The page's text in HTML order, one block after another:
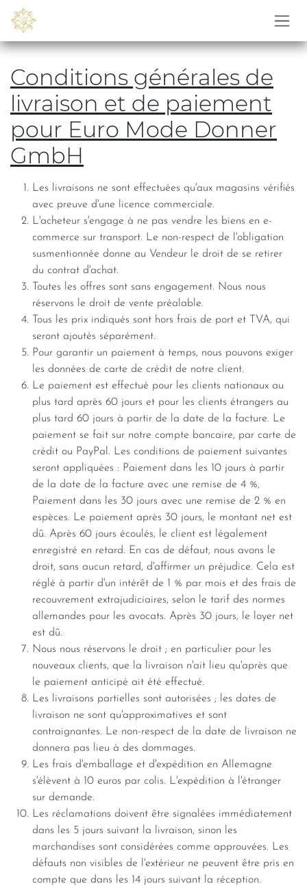
Se rendre au contenu
Conditions générales de
livraison et de paiement
pour Euro Mode Donner
GmbH
Les livraisons ne sont effectuées qu'aux magasins vérifiés
avec preuve d'une licence commerciale.
L'acheteur s'engage à ne pas vendre les biens en e-
commerce sur transport. Le non-respect de l'obligation
susmentionnée donne au Vendeur le droit de se retirer
du contrat d'achat.
Toutes les offres sont sans engagement. Nous nous
réservons le droit de vente préalable.
Tous les prix indiqués sont hors frais de port et TVA, qui
seront ajoutés séparément.
Pour garantir un paiement à temps, nous pouvons exiger
les données de carte de crédit de notre client.
Le paiement est effectué pour les clients nationaux au
plus tard après 60 jours et pour les clients étrangers au
plus tard 60 jours à partir de la date de la facture. Le
paiement se fait sur notre compte bancaire, par carte de
crédit ou PayPal. Les conditions de paiement suivantes
seront appliquées : Paiement dans les 10 jours à partir
de la date de la facture avec une remise de 4 %,
Paiement dans les 30 jours avec une remise de 2 % en
espèces. Le paiement après 30 jours, le montant net est
dû. Après 60 jours écoulés, le client est légalement
enregistré en retard. En cas de défaut, nous avons le
droit, sans aucun retard, d'affirmer un préjudice. Cela est
réglé à partir d'un intérêt de 1 % par mois et des frais de
recouvrement extrajudiciaires, selon le tarif des normes
allemandes pour les avocats. Après 30 jours, le loyer net
est dû.
Nous nous réservons le droit ; en particulier pour les
nouveaux clients, que la livraison n'ait lieu qu'après que
le paiement anticipé ait été effectué.
Les livraisons partielles sont autorisées ; les dates de
livraison ne sont qu'approximatives et sont
contraignantes. Le non-respect de la date de livraison ne
donnera pas lieu à des dommages.
Les frais d'emballage et d'expédition en Allemagne
s'élèvent à 10 euros par colis. L'expédition à l'étranger
sur demande.
Les réclamations doivent être signalées immédiatement
dans les 5 jours suivant la livraison, sinon les
marchandises sont considérées comme approuvées. Les
défauts non visibles de l'extérieur ne peuvent être pris en
compte que dans les 14 jours suivant la réception.